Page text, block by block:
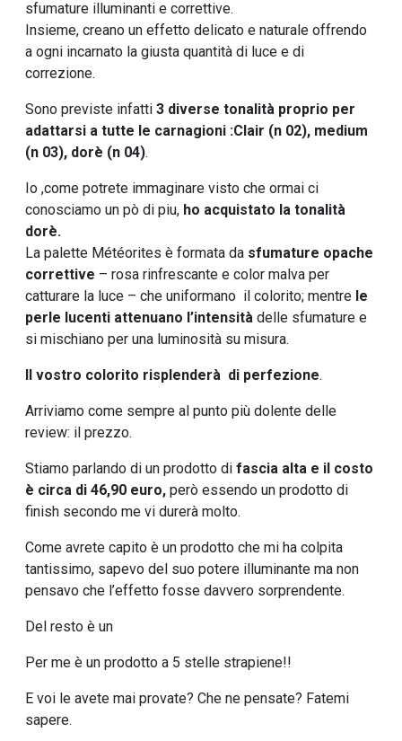
sfumature illuminanti e correttive.
Insieme, creano un effetto delicato e naturale offrendo
a ogni incarnato la giusta quantità di luce e di
correzione.
Sono previste infatti 3 diverse tonalità proprio per
adattarsi a tutte le carnagioni :Clair (n 02), medium
(n 03), dorè (n 04).
Io ,come potrete immaginare visto che ormai ci
conosciamo un pò di piu, ho acquistato la tonalità
dorè.
La palette Météorites è formata da sfumature opache
correttive – rosa rinfrescante e color malva per
catturare la luce – che uniformano il colorito; mentre le
perle lucenti attenuano l’intensità delle sfumature e
si mischiano per una luminosità su misura.
Il vostro colorito risplenderà di perfezione.
Arriviamo come sempre al punto più dolente delle
review: il prezzo.
Stiamo parlando di un prodotto di fascia alta e il costo
è circa di 46,90 euro, però essendo un prodotto di
finish secondo me vi durerà molto.
Come avrete capito è un prodotto che mi ha colpita
tantissimo, sapevo del suo potere illuminante ma non
pensavo che l’effetto fosse davvero sorprendente.
Del resto è un
Per me è un prodotto a 5 stelle strapiene!!
E voi le avete mai provate? Che ne pensate? Fatemi
sapere.